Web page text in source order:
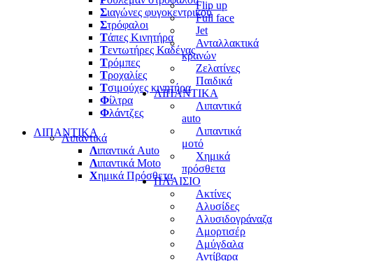
Flip up
Full face
Jet
Ανταλλακτικά
κρανών
Ζελατίνες
Παιδικά
ΛΙΠΑΝΤΙΚΑ
Λιπαντικά
auto
Λιπαντικά
μοτό
Χημικά
πρόσθετα
ΠΛΑΙΣΙΟ
Ακτίνες
Αλυσίδες
Αλυσιδογράναζα
Αμορτισέρ
Αμύγδαλα
Αντίβαρα
Σιαγώνες φυγοκεντρικού
Στρόφαλοι
Τάπες Κινητήρα
Τεντωτήρες Καδένας
Τρόμπες
Τροχαλίες
Τσιμούχες κινητήρα
Φίλτρα
Φλάντζες
ΛΙΠΑΝΤΙΚΑ
Λιπαντικά
Λιπαντικά Auto
Λιπαντικά Moto
Χημικά Πρόσθετα